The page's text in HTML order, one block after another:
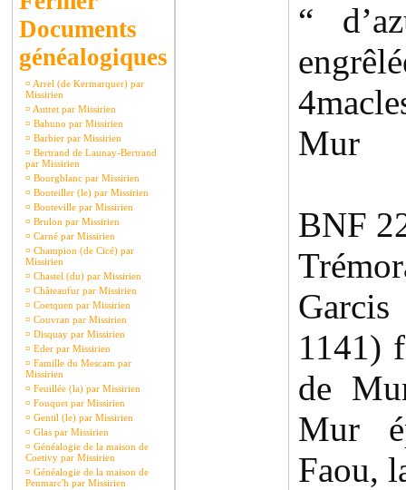
Documents
généalogiques
¤ Arrel (de Kermarquer) par
Missirien
¤ Autret par Missirien
¤ Bahuno par Missirien
¤ Barbier par Missirien
¤ Bertrand de Launay-Bertrand
par Missirien
¤ Bourgblanc par Missirien
¤ Bouteiller (le) par Missirien
¤ Bouteville par Missirien
¤ Brulon par Missirien
¤ Carné par Missirien
¤ Champion (de Cicé) par
Missirien
¤ Chastel (du) par Missirien
¤ Châteaufur par Missirien
¤ Coetquen par Missirien
¤ Couvran par Missirien
¤ Disquay par Missirien
¤ Eder par Missirien
¤ Famille du Mescam par
Missirien
¤ Feuillée (la) par Missirien
¤ Fouquet par Missirien
¤ Gentil (le) par Missirien
¤ Glas par Missirien
¤ Généalogie de la maison de
Coetivy par Missirien
¤ Généalogie de la maison de
Penmarc'h par Missirien
“
Mur
BNF
1141)
de
Mur
Faou,